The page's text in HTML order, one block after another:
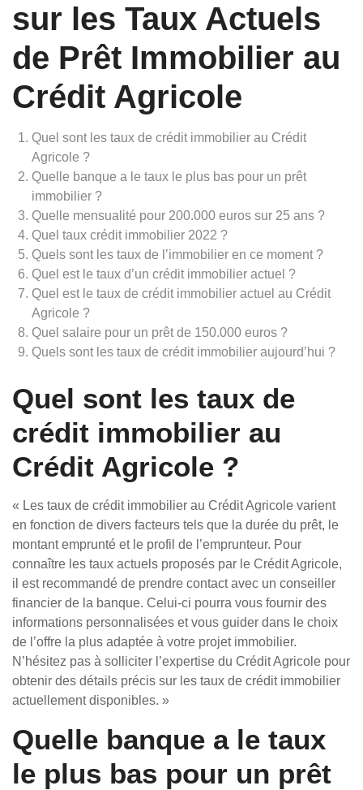
sur les Taux Actuels
de Prêt Immobilier au
Crédit Agricole
Quel sont les taux de crédit immobilier au Crédit
Agricole ?
Quelle banque a le taux le plus bas pour un prêt
immobilier ?
Quelle mensualité pour 200.000 euros sur 25 ans ?
Quel taux crédit immobilier 2022 ?
Quels sont les taux de l’immobilier en ce moment ?
Quel est le taux d’un crédit immobilier actuel ?
Quel est le taux de crédit immobilier actuel au Crédit
Agricole ?
Quel salaire pour un prêt de 150.000 euros ?
Quels sont les taux de crédit immobilier aujourd’hui ?
Quel sont les taux de
crédit immobilier au
Crédit Agricole ?
« Les taux de crédit immobilier au Crédit Agricole varient
en fonction de divers facteurs tels que la durée du prêt, le
montant emprunté et le profil de l’emprunteur. Pour
connaître les taux actuels proposés par le Crédit Agricole,
il est recommandé de prendre contact avec un conseiller
financier de la banque. Celui-ci pourra vous fournir des
informations personnalisées et vous guider dans le choix
de l’offre la plus adaptée à votre projet immobilier.
N’hésitez pas à solliciter l’expertise du Crédit Agricole pour
obtenir des détails précis sur les taux de crédit immobilier
actuellement disponibles. »
Quelle banque a le taux
le plus bas pour un prêt